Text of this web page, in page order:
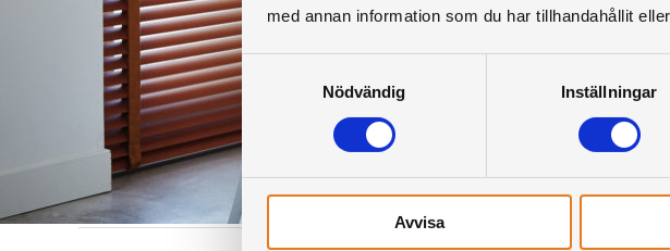
med annan information som du har tillhandahållit
Samtyckesval
Nödvändig
Inställningar
Avvisa